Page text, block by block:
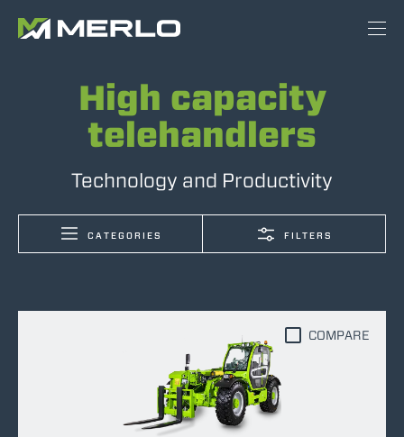
High capacity
telehandlers
Technology and Productivity
CATEGORIES FILTERS
COMPARE